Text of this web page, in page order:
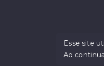
Esse site
Ao